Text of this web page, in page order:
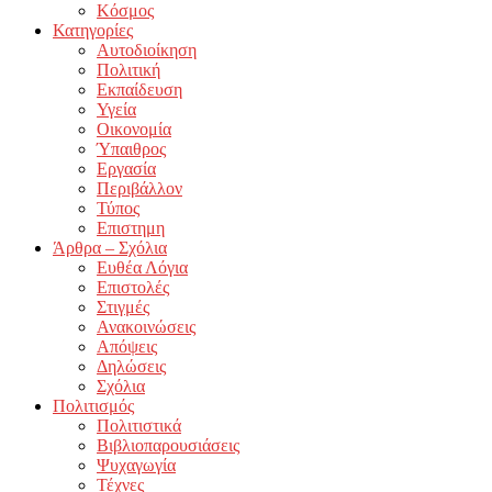
Κόσμος
Κατηγορίες
Αυτοδιοίκηση
Πολιτική
Εκπαίδευση
Υγεία
Οικονομία
Ύπαιθρος
Εργασία
Περιβάλλον
Τύπος
Επιστημη
Άρθρα – Σχόλια
Ευθέα Λόγια
Επιστολές
Στιγμές
Ανακοινώσεις
Απόψεις
Δηλώσεις
Σχόλια
Πολιτισμός
Πολιτιστικά
Βιβλιοπαρουσιάσεις
Ψυχαγωγία
Τέχνες